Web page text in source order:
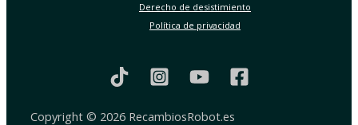
Derecho de desistimiento
Política de privacidad
Copyright © 2026 RecambiosRobot.es